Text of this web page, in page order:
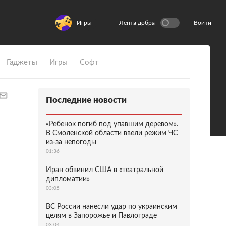
Игры Лента добра Войти
Гаджеты Игры Софт
Последние новости
«Ребенок погиб под упавшим деревом».
В Смоленской области ввели режим ЧС
из-за непогоды
01:36
Иран обвинил США в «театральной
дипломатии»
03:05
ВС России нанесли удар по украинским
целям в Запорожье и Павлограде
03:04